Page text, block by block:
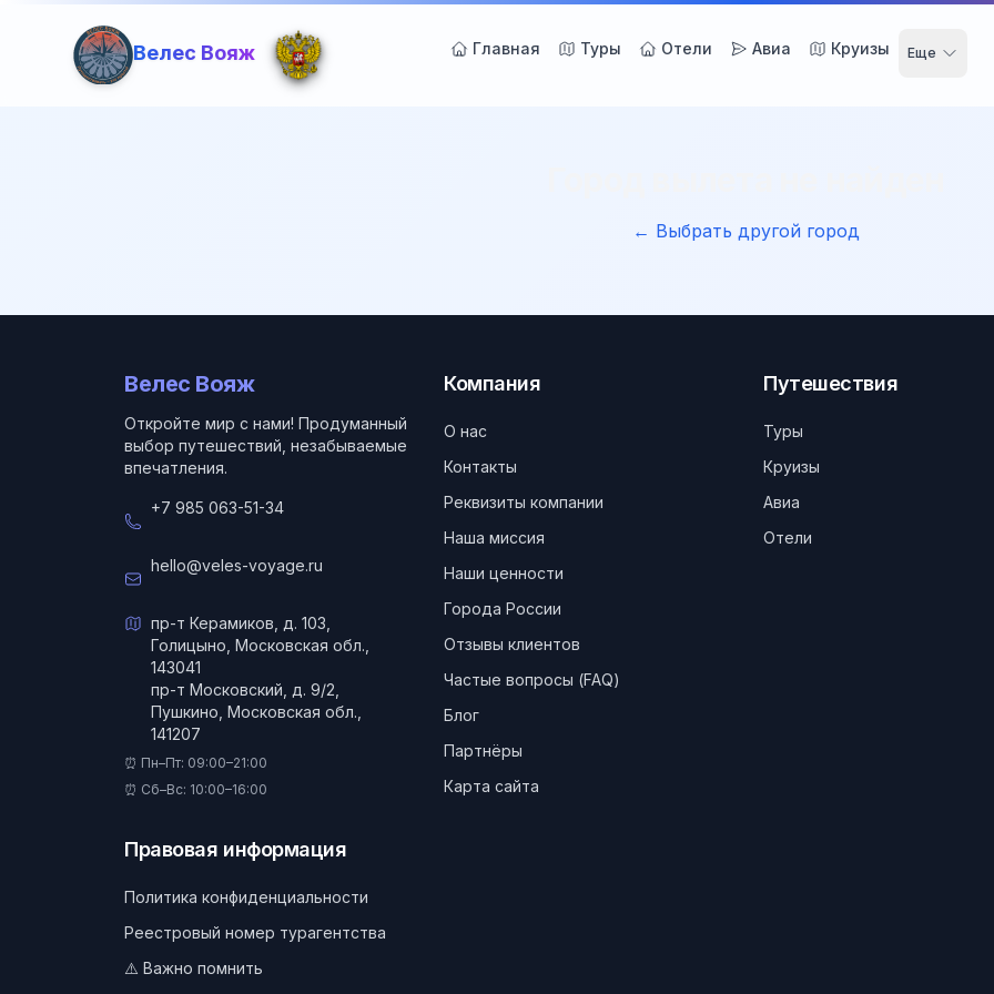
Велес Вояж Главная Туры Отели Авиа Круизы Еще
← Выбрать другой город
Велес Вояж
Откройте мир с нами! Продуманный
выбор путешествий, незабываемые
впечатления.
+7 985 063-51-34
hello@veles-voyage.ru
пр-т Керамиков, д. 103,
Голицыно, Московская обл.,
143041
пр-т Московский, д. 9/2,
Пушкино, Московская обл.,
141207
⏰ Пн–Пт: 09:00–21:00
⏰ Сб–Вс: 10:00–16:00
Компания
О нас
Контакты
Реквизиты компании
Наша миссия
Наши ценности
Города России
Отзывы клиентов
Частые вопросы (FAQ)
Блог
Партнёры
Карта сайта
Путешествия
Туры
Круизы
Авиа
Отели
Правовая информация
Политика конфиденциальности
Реестровый номер турагентства
⚠️ Важно помнить